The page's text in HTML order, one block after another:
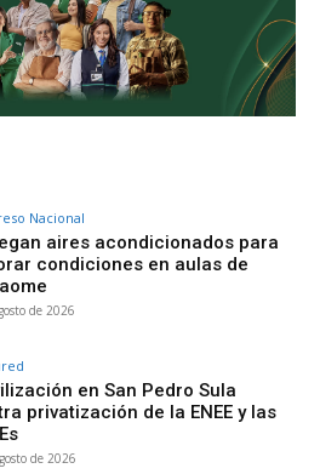
Nacional
aires acondicionados para
condiciones en aulas de
de 2026
en San Pedro Sula
privatización de la ENEE y las
de 2026